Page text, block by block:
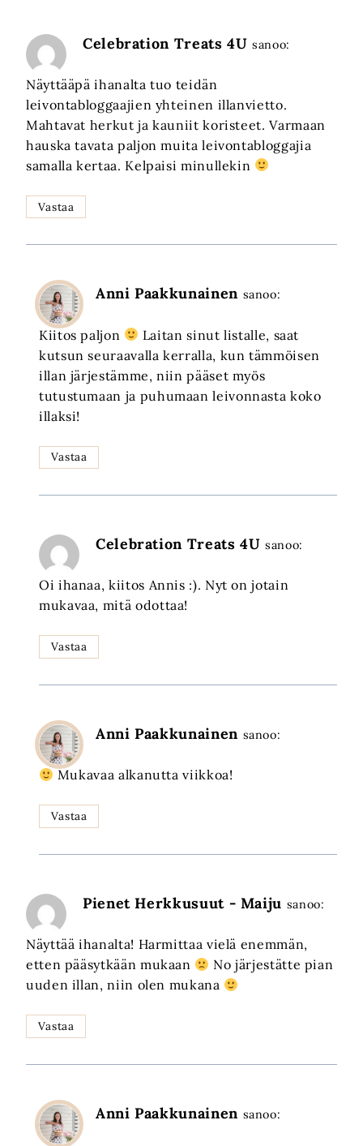
Celebration Treats 4U sanoo:
Näyttääpä ihanalta tuo teidän
leivontabloggaajien yhteinen illanvietto.
Mahtavat herkut ja kauniit koristeet. Varmaan
hauska tavata paljon muita leivontabloggajia
samalla kertaa. Kelpaisi minullekin
Vastaa
Anni Paakkunainen sanoo:
Kiitos paljon
Laitan sinut listalle, saat
kutsun seuraavalla kerralla, kun tämmöisen
illan järjestämme, niin pääset myös
tutustumaan ja puhumaan leivonnasta koko
illaksi!
Vastaa
Celebration Treats 4U sanoo:
Oi ihanaa, kiitos Annis :). Nyt on jotain
mukavaa, mitä odottaa!
Vastaa
Anni Paakkunainen sanoo:
Mukavaa alkanutta viikkoa!
Vastaa
Pienet Herkkusuut - Maiju sanoo:
Näyttää ihanalta! Harmittaa vielä enemmän,
etten pääsytkään mukaan
No järjestätte pian
uuden illan, niin olen mukana
Vastaa
Anni Paakkunainen sanoo: